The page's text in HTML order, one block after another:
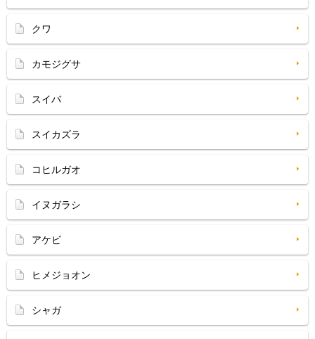
クワ
カモジグサ
スイバ
スイカズラ
コヒルガオ
イヌガラシ
アケビ
ヒメジョオン
シャガ